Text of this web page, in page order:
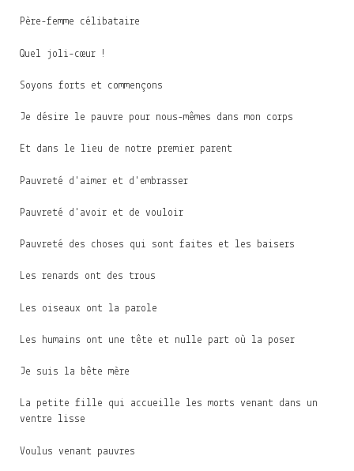
Père-femme célibataire
Quel joli-cœur !
Soyons forts et commençons
Je désire le pauvre pour nous-mêmes dans mon corps
Et dans le lieu de notre premier parent
Pauvreté d'aimer et d'embrasser
Pauvreté d'avoir et de vouloir
Pauvreté des choses qui sont faites et les baisers
Les renards ont des trous
Les oiseaux ont la parole
Les humains ont une tête et nulle part où la poser
Je suis la bête mère
La petite fille qui accueille les morts venant dans un
ventre lisse
Voulus venant pauvres